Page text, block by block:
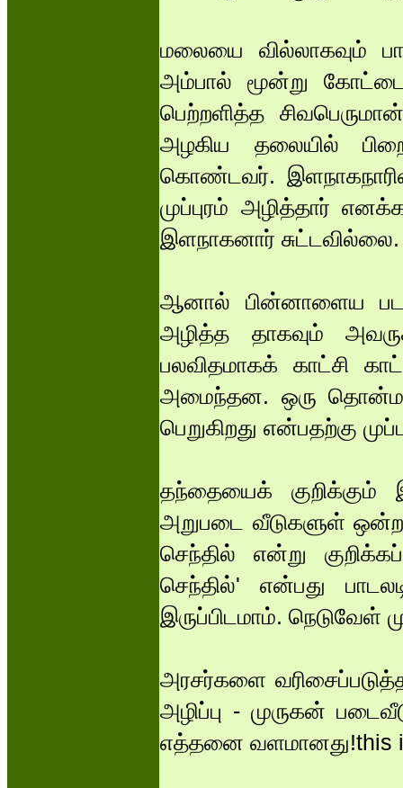
மலையை வில்லாகவும்
அம்பால் மூன்று
பெற்றளித்த
அழகிய தலையில்
கொண்டவர். இளநாகநாரின்
முப்புரம் அழித்தார்
இளநாகனார் சுட்டவில்லை.
ஆனால் பின்னாளைய
அழித்த தாகவும்
பலவிதமாகக் காட்சி
அமைந்தன. ஒரு தொன்ம ம்
பெறுகிறது என்பதற்கு
தந்தையைக் குறிக்கும்
அறுபடை வீடுகளுள்
செந்தில் என்று
செந்தில்' என்பது
இருப்பிடமாம். நெடுவேள்
அரசர்களை
அழிப்பு - முருகன்
எத்தனை வளமானது!this